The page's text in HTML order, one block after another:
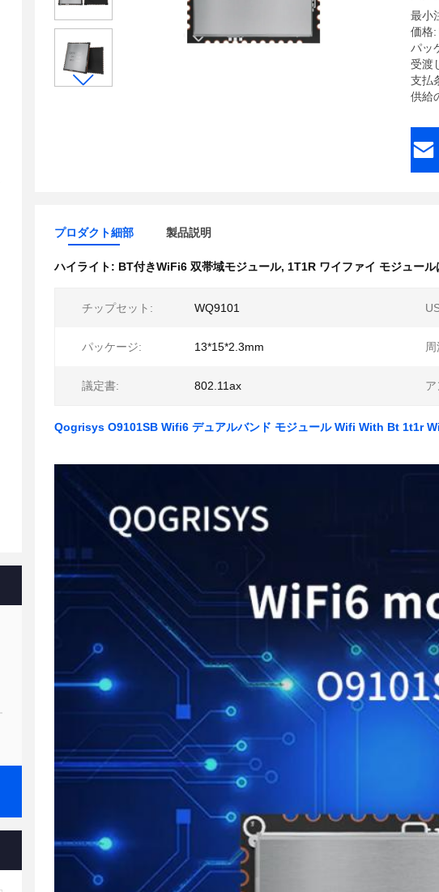
最小
価格
パッ
受渡
支払
供給
プロダクト細部 製品説明
ハイライト: BT付きWiFi6 双帯域モジュール, 1T1R ワイファイ モジュー
チップセット: WQ9101
パッケージ: 13*15*2.3mm
議定書: 802.11ax
Qogrisys O9101SB Wifi6 デュアルバンド モジュール Wifi With Bt 1t1r